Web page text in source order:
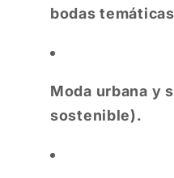
bodas
Moda urbana y
sostenible).